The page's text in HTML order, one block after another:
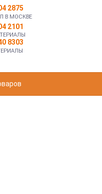
2875
В МОСКВЕ
2101
8303